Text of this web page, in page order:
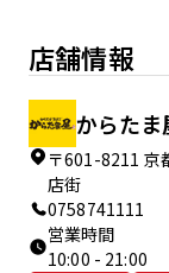
店舗情報
からた
〒601-8211 京
店街
0758741111
営業時間
10:00 - 21:00